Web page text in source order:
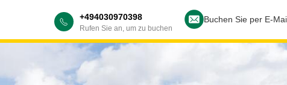
+494030970398
Rufen Sie an, um zu buchen
Buchen Sie per E-